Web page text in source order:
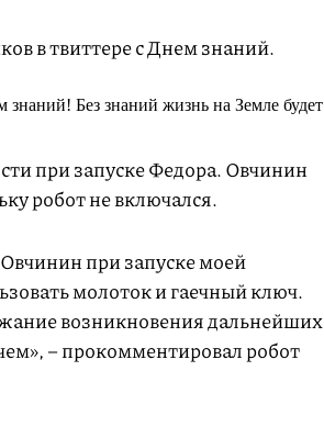
в твиттере с Днем знаний.
Без знаний жизнь на Земле будет
при запуске Федора. Овчинин
робот не включался.
при запуске моей
молоток и гаечный ключ.
возникновения дальнейших
– прокомментировал робот